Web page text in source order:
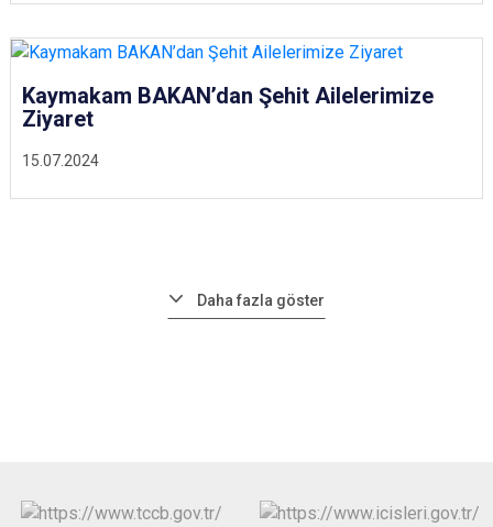
15.07.2024
Kaymakam BAKAN’dan Şehit Ailelerimize
Ziyaret
Daha fazla göster